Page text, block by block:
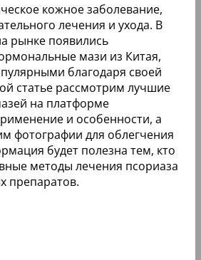
кожное заболевание,
лечения и ухода. В
рынке появились
мази из Китая,
благодаря своей
статье рассмотрим лучшие
на платформе
и особенности, а
фотографии для облегчения
будет полезна тем, кто
методы лечения псориаза
препаратов.